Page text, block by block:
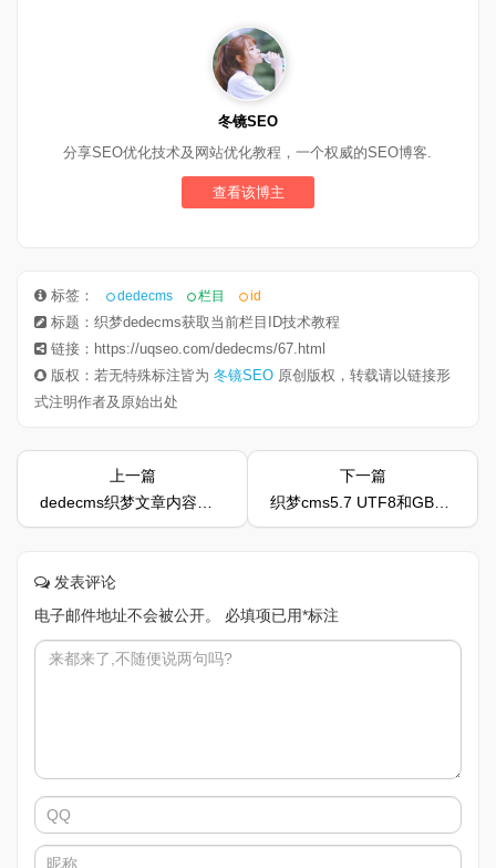
冬镜SEO
分享SEO优化技术及网站优化教程，一个权威的SEO博客.
查看该博主
标签： dedecms 栏目 id
标题：织梦dedecms获取当前栏目ID技术教程
链接：https://uqseo.com/dedecms/67.html
版权：若无特殊标注皆为 冬镜SEO 原创版权，转载请以链接形
式注明作者及原始出处
上一篇
dedecms织梦文章内容页调用缩略图教程
下一篇
织梦cms5.7 UTF8和GBK正式版_织梦内容管理系统dedecms
发表评论
电子邮件地址不会被公开。
必填项已用*标注